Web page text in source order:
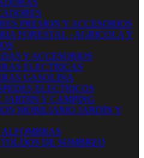
PRESION Y ACCESORIOS
FORESTAL - AGRICOLA Y
Y ACCESORIOS
ELECTRICAS
GASOLINA
ELECTRICOS
Y CAMPING
MOBILIARIO JARDÍN Y
ALFOMBRAS
DE SOMBREO